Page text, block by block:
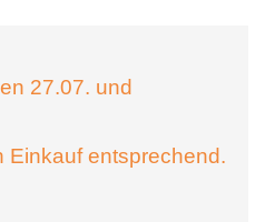
27.07. und
Einkauf entsprechend.